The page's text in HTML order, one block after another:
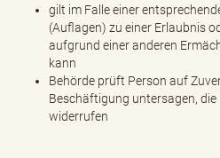
gilt im Falle einer
(Auflagen) zu einer Erlaubnis
aufgrund einer anderen
kann
Behörde prüft Person auf
Beschäftigung untersagen,
widerrufen